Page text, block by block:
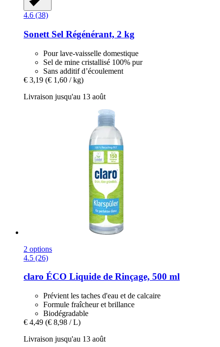
4.6 (38)
Sonett Sel Régénérant, 2 kg
Pour lave-vaisselle domestique
Sel de mine cristallisé 100% pur
Sans additif d’écoulement
€ 3,19 (€ 1,60 / kg)
Livraison jusqu'au 13 août
2 options
4.5 (26)
claro ÉCO Liquide de Rinçage, 500 ml
Prévient les taches d'eau et de calcaire
Formule fraîcheur et brillance
Biodégradable
€ 4,49 (€ 8,98 / L)
Livraison jusqu'au 13 août